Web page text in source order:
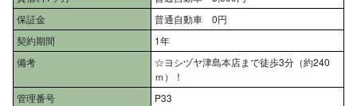
保証金
普通自動車 0円
契約期間
1年
備考
☆ヨシヅヤ津島本店まで徒歩3分（約240
ｍ）！
管理番号
P33